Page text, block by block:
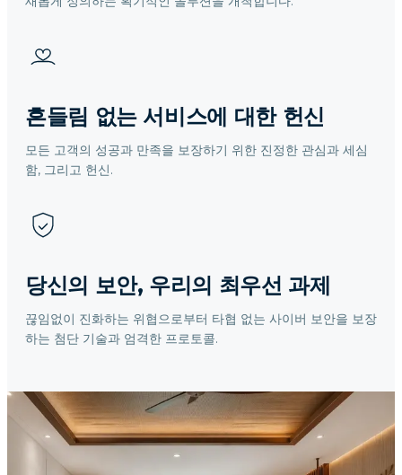
흔들림 없는 서비스에 대한 헌신
모든 고객의 성공과 만족을 보장하기 위한 진정한 관심과 세심
함, 그리고 헌신.
당신의 보안, 우리의 최우선 과제
끊임없이 진화하는 위협으로부터 타협 없는 사이버 보안을 보장
하는 첨단 기술과 엄격한 프로토콜.